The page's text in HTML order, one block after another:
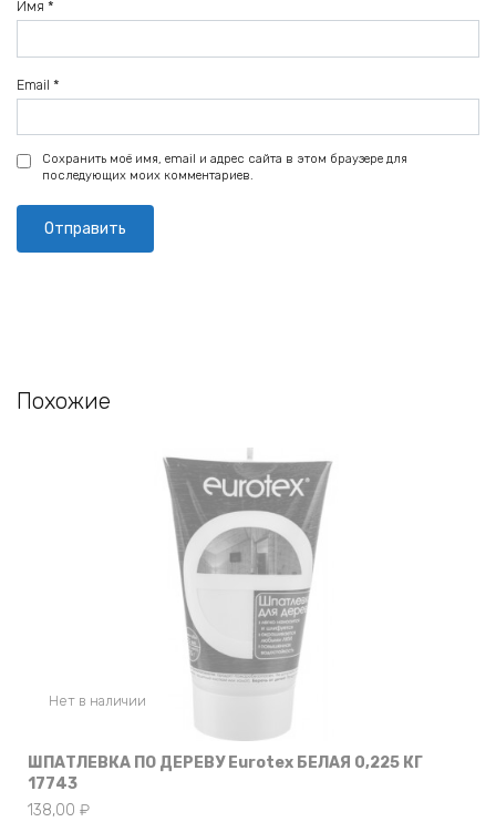
Имя *
Email *
Сохранить моё имя, email и адрес сайта в этом браузере для
последующих моих комментариев.
Похожие
Нет в наличии
ШПАТЛЕВКА ПО ДЕРЕВУ Eurotex БЕЛАЯ 0,225 КГ
17743
138,00 ₽